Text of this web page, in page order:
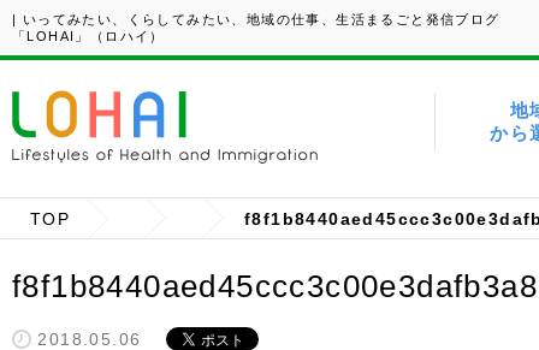
| いってみたい、くらしてみたい、地域の仕事、生活まるごと発信ブログ
「LOHAI」（ロハイ）
地
から
TOP
2018.05.06